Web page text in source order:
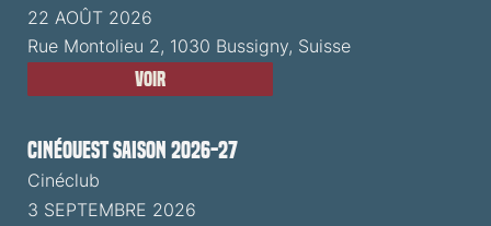
22 AOÛT 2026
Rue Montolieu 2, 1030 Bussigny, Suisse
Voir
CinéOuest Saison 2026-27
Cinéclub
3 SEPTEMBRE 2026